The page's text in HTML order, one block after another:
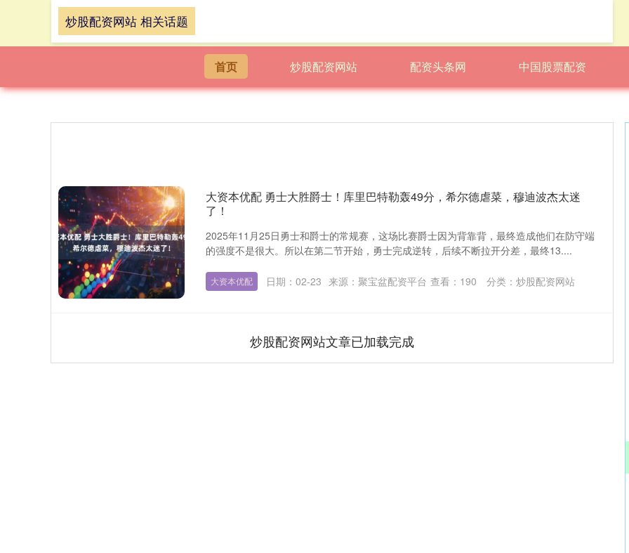
首页 炒股配资网站 配资头条网 中国股票配资
炒股配资网站 相关话题
大资本优配 勇士大胜爵士！库里巴特勒轰49分，希尔德虐菜，穆迪波杰太迷
了！
2025年11月25日勇士和爵士的常规赛，这场比赛爵士因为背靠背，最终造成他们在防守端
的强度不是很大。所以在第二节开始，勇士完成逆转，后续不断拉开分差，最终13....
大资本优配 日期：02-23 来源：聚宝盆配资平台 查看： 190 分类： 炒股配资网站
炒股配资网站文章已加载完成